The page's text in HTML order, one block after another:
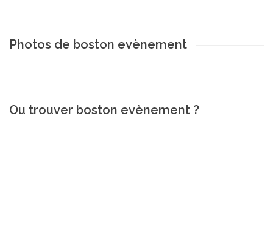
Photos de boston evènement
Ou trouver boston evènement ?